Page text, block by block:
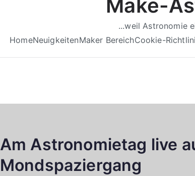
Make-
...weil Astronomie
HomeNeuigkeitenMaker BereichCookie-
Am Astronomietag live
Mondspaziergang